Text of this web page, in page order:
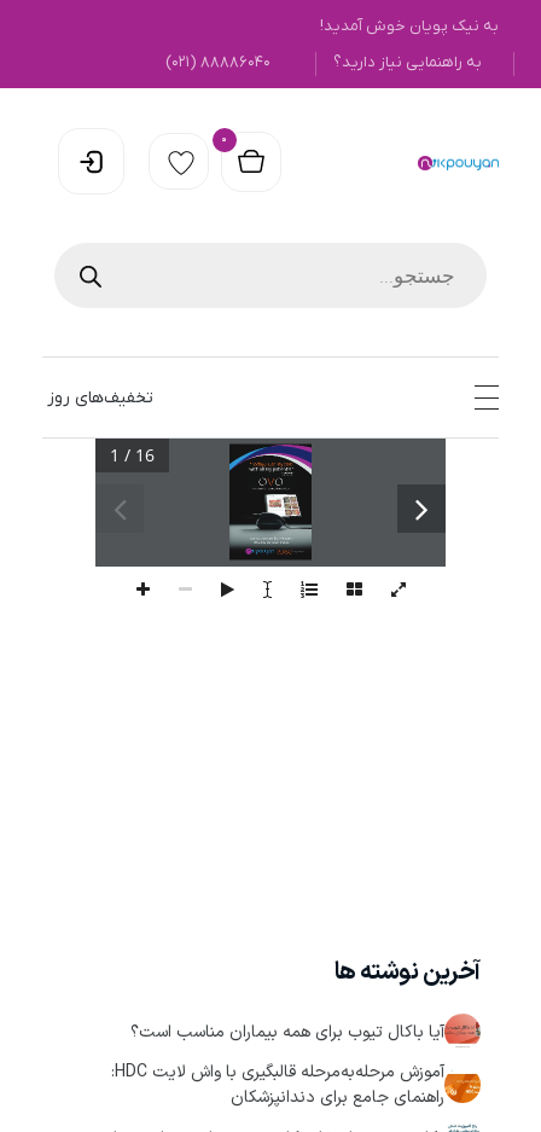
به نیک پویان خوش آمدید!
به راهنمایی نیاز دارید؟
۸۸۸۸۶۰۴۰ (۰۲۱)
0
تخفیف‌های روز
1 / 16
آخرین نوشته ها
آیا باکال تیوب برای همه بیماران مناسب است؟
آموزش مرحله‌به‌مرحله قالبگیری با واش لایت HDC:
راهنمای جامع برای دندانپزشکان